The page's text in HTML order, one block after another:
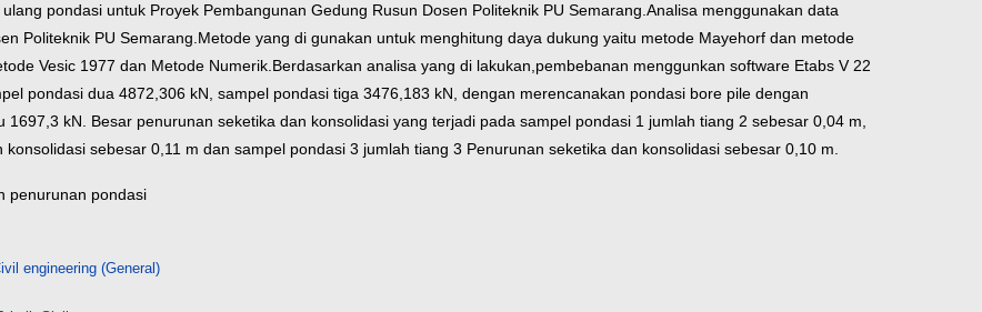
pondasi untuk Proyek Pembangunan Gedung Rusun Dosen Politeknik PU Semarang.Analisa menggunakan data
Politeknik PU Semarang.Metode yang di gunakan untuk menghitung daya dukung yaitu metode Mayehorf dan metode
Vesic 1977 dan Metode Numerik.Berdasarkan analisa yang di lakukan,pembebanan menggunkan software Etabs V 22
pondasi dua 4872,306 kN, sampel pondasi tiga 3476,183 kN, dengan merencanakan pondasi bore pile dengan
kN. Besar penurunan seketika dan konsolidasi yang terjadi pada sampel pondasi 1 jumlah tiang 2 sebesar 0,04 m,
sebesar 0,11 m dan sampel pondasi 3 jumlah tiang 3 Penurunan seketika dan konsolidasi sebesar 0,10 m.
penurunan pondasi
engineering (General)